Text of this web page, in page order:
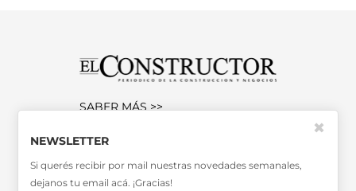
SABER MÁS >>
Miembro de la Asociación de
NEWSLETTER
Si querés recibir por mail nuestras novedades semanales,
dejanos tu email acá. ¡Gracias!
✖